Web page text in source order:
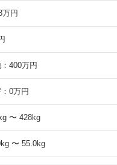
万円
400万円
0万円
〜 428kg
〜 55.0kg